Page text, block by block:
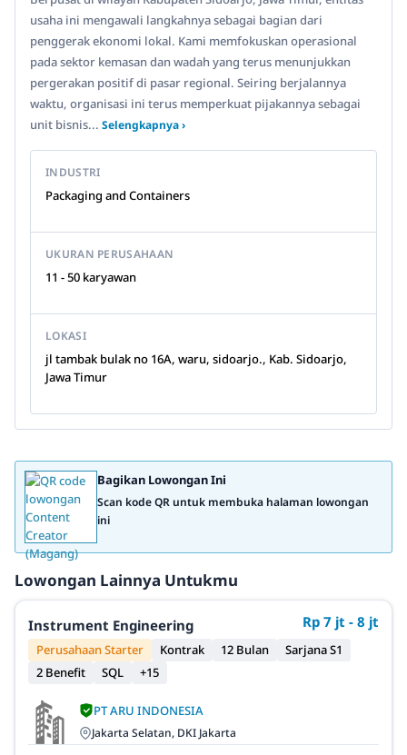
usaha ini mengawali langkahnya sebagai bagian dari
penggerak ekonomi lokal. Kami memfokuskan operasional
pada sektor kemasan dan wadah yang terus menunjukkan
pergerakan positif di pasar regional. Seiring berjalannya
waktu, organisasi ini terus memperkuat pijakannya sebagai
unit bisnis... Selengkapnya ›
INDUSTRI
Packaging and Containers
UKURAN PERUSAHAAN
11 - 50 karyawan
LOKASI
jl tambak bulak no 16A, waru, sidoarjo., Kab. Sidoarjo,
Jawa Timur
Bagikan Lowongan Ini
Scan kode QR untuk membuka halaman lowongan
ini
Lowongan Lainnya Untukmu
Instrument Engineering Rp 7 jt - 8 jt
Perusahaan Starter Kontrak 12 Bulan
Sarjana S1
2 Benefit
SQL +15
PT ARU INDONESIA
Jakarta Selatan, DKI Jakarta